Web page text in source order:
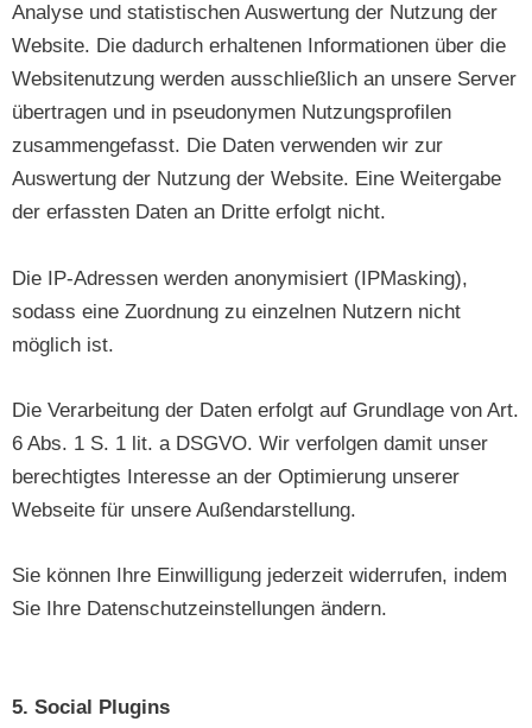
Analyse und statistischen Auswertung der Nutzung der
Website. Die dadurch erhaltenen Informationen über die
Websitenutzung werden ausschließlich an unsere Server
übertragen und in pseudonymen Nutzungsprofilen
zusammengefasst. Die Daten verwenden wir zur
Auswertung der Nutzung der Website. Eine Weitergabe
der erfassten Daten an Dritte erfolgt nicht.
Die IP-Adressen werden anonymisiert (IPMasking),
sodass eine Zuordnung zu einzelnen Nutzern nicht
möglich ist.
Die Verarbeitung der Daten erfolgt auf Grundlage von Art.
6 Abs. 1 S. 1 lit. a DSGVO. Wir verfolgen damit unser
berechtigtes Interesse an der Optimierung unserer
Webseite für unsere Außendarstellung.
Sie können Ihre Einwilligung jederzeit widerrufen, indem
Sie Ihre Datenschutzeinstellungen ändern.
5. Social Plugins